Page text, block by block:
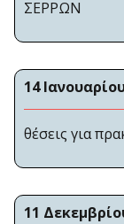
ΣΕΡΡΩΝ
14
θέσεις για
11